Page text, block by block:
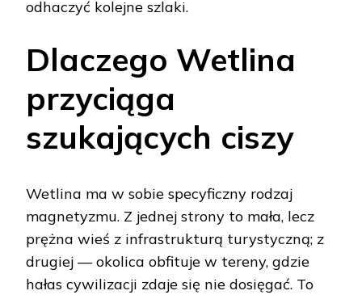
odhaczyć kolejne szlaki.
Dlaczego Wetlina
przyciąga
szukających ciszy
Wetlina ma w sobie specyficzny rodzaj
magnetyzmu. Z jednej strony to mała, lecz
prężna wieś z infrastrukturą turystyczną; z
drugiej — okolica obfituje w tereny, gdzie
hałas cywilizacji zdaje się nie dosięgać. To